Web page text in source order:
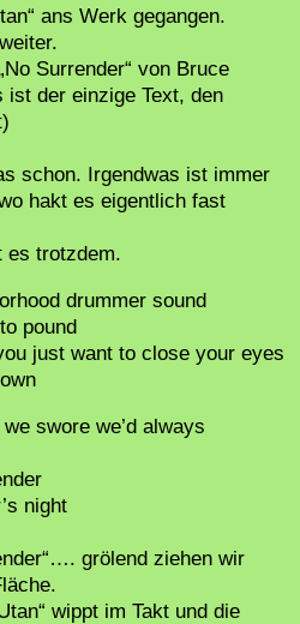
ans Werk gegangen.
Surrender“ von Bruce
ist der einzige Text, den
schon. Irgendwas ist immer
hakt es eigentlich fast
es trotzdem.
drummer sound
pound
just want to close your eyes
swore we’d always
night
grölend ziehen wir
wippt im Takt und die